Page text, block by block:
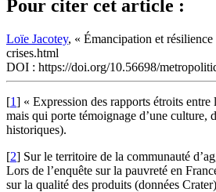
Pour citer cet article :
Loïe Jacotey, « Émancipation et résilience
crises.html
DOI : https://doi.org/10.56698/
[1] « Expression des rapports étroits
mais qui porte témoignage d’une culture,
historiques).
[2] Sur le territoire de la communauté
Lors de l’enquête sur la pauvreté en
sur la qualité des produits (données